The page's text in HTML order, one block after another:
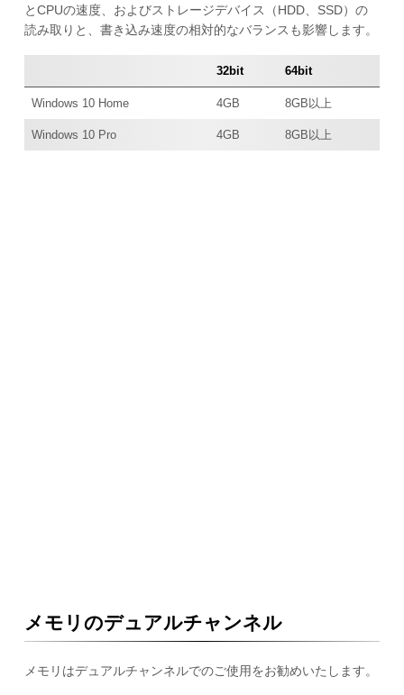
とCPUの速度、およびストレージデバイス（HDD、SSD）の
読み取りと、書き込み速度の相対的なバランスも影響します。
32bit 64bit
Windows 10 Home 4GB 8GB以上
Windows 10 Pro 4GB 8GB以上
メモリのデュアルチャンネル
メモリはデュアルチャンネルでのご使用をお勧めいたします。